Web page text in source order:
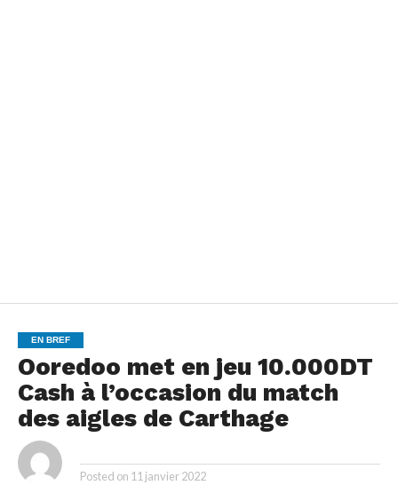
EN BREF
Ooredoo met en jeu 10.000DT
Cash à l’occasion du match
des aigles de Carthage
Posted on 11 janvier 2022